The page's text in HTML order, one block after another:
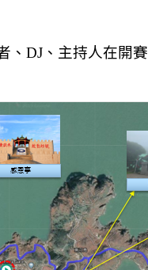
、DJ、主持人在開